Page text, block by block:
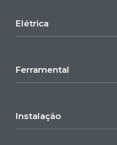
Elétrica
Ferramental
Instalação